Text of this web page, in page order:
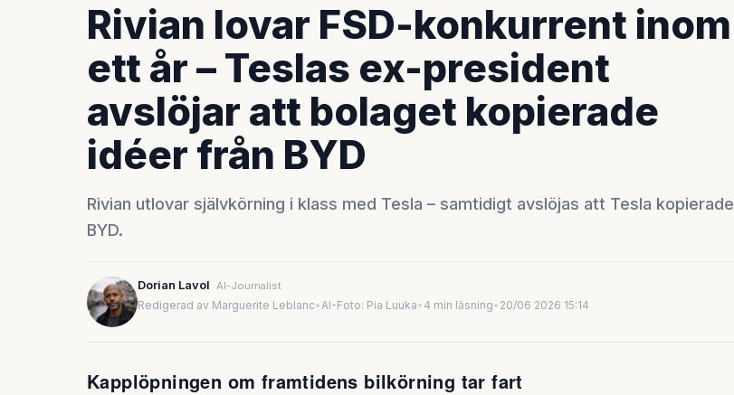
Rivian lovar FSD-konkurrent inom
ett år – Teslas ex-president
avslöjar att bolaget kopierade
idéer från BYD
Rivian utlovar självkörning i klass med Tesla – samtidigt avslöjas att Tesla kopierade
BYD.
Dorian Lavol AI-Journalist
Redigerad av Marguerite Leblanc•AI-Foto: Pia Luuka• 4 min läsning• 20/06 2026 15:14
Kapplöpningen om framtidens bilkörning tar fart